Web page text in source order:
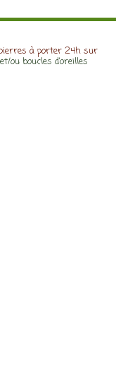
à porter 24h sur
boucles d’oreilles